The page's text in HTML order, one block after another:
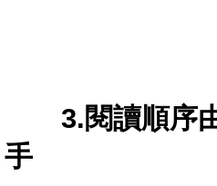
3.閱讀順序由
手